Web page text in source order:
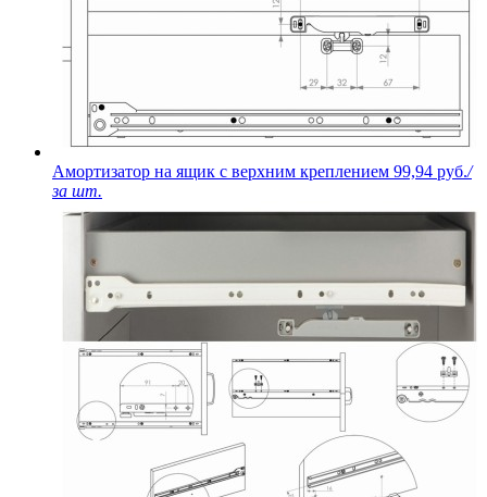
Амортизатор на ящик с верхним креплением 99,94 руб./
за шт.